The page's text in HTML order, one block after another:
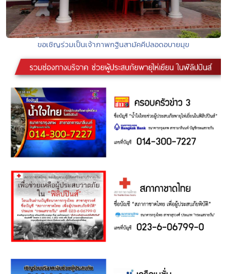
ขอเชิญร่วมเป็นเจ้าภาพกฐินสามัคคีปลอดอบายมุข